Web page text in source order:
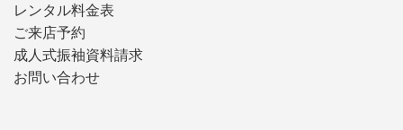
レンタル料金表
ご来店予約
成人式振袖資料請求
お問い合わせ